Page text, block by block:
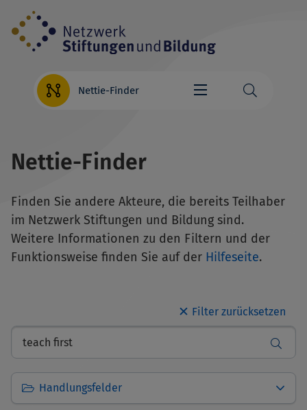
Direkt
zum
Inhalt
Nettie-Finder
Nettie-Finder
Finden Sie andere Akteure, die bereits Teilhaber
im Netzwerk Stiftungen und Bildung sind.
Weitere Informationen zu den Filtern und der
Funktionsweise finden Sie auf der Hilfeseite.
✕
Handlungsfelder